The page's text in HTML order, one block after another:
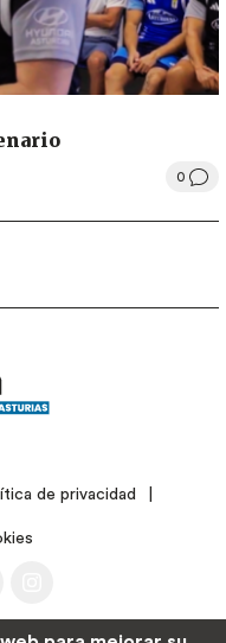
0
de privacidad